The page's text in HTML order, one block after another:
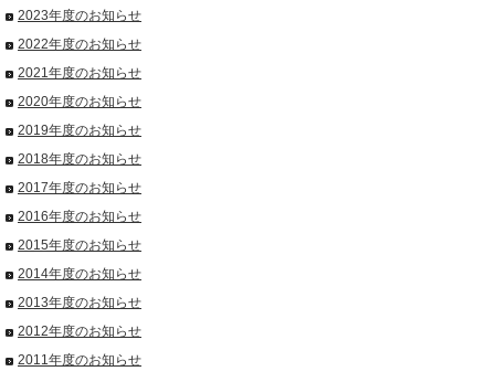
2023年度のお知らせ
2022年度のお知らせ
2021年度のお知らせ
2020年度のお知らせ
2019年度のお知らせ
2018年度のお知らせ
2017年度のお知らせ
2016年度のお知らせ
2015年度のお知らせ
2014年度のお知らせ
2013年度のお知らせ
2012年度のお知らせ
2011年度のお知らせ